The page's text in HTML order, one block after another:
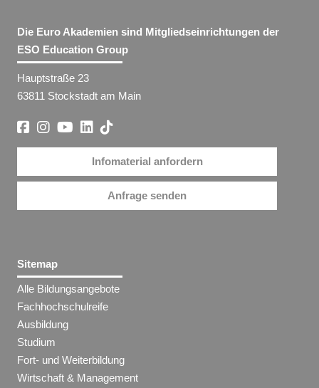
Die Euro Akademien sind Mitgliedseinrichtungen der
ESO Education Group
Hauptstraße 23
63811 Stockstadt am Main
Infomaterial anfordern
Anfrage senden
Sitemap
Alle Bildungsangebote
Fachhochschulreife
Ausbildung
Studium
Fort- und Weiterbildung
Wirtschaft & Management